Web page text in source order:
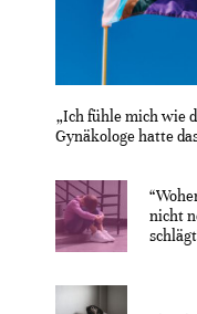
„Ich fühle mich wie
Gynäkologe hatte
nicht